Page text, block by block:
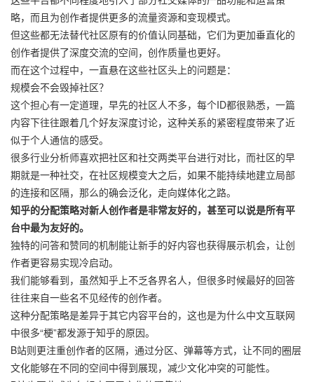
略，而且为创作者提供更多的流量资源和变现模式。
但这些都无法替代社区原有的价值认同基础，它们为更加垂直化的
创作者提供了深度交流的空间，创作质量也更好。
而在这个过程中，一直悬在这些社区头上的问题是：
规模会不会毁掉社区？
这个担心有一定道理，早先的社区人不多，每个ID都很熟悉，一篇
内容下往往跟着几个好友深度讨论，这种关系的紧密程度带来了近
似于个人通信的感受。
很多行业分析师喜欢把社区和社交两类平台进行对比，而社区的早
期就是一种社交，在社区规模变大之后，如果不能持续地建立局部
的连接和区隔，那么的确会泛化，走向媒体化之路。
知乎的分配策略对新人创作者是非常友好的，甚至可以说是所有平
台中最为友好的。
独特的问答和赞同的机制能让新手的好内容也获得展示机会，让创
作者更容易实现冷启动。
我们能够看到，虽然知乎上不乏各界名人，但很多时候最好的回答
往往来自一些名不见经传的创作者。
这种分配策略是差异于其它内容平台的，这也是为什么中文互联网
中很多“梗”都发源于知乎的原因。
B站则更注重创作者的区隔，通过分区、弹幕等方式，让不同的圈层
文化能够在不同的空间中得到展现，减少文化冲突的可能性。